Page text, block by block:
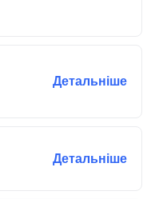
Детальніше
Детальніше